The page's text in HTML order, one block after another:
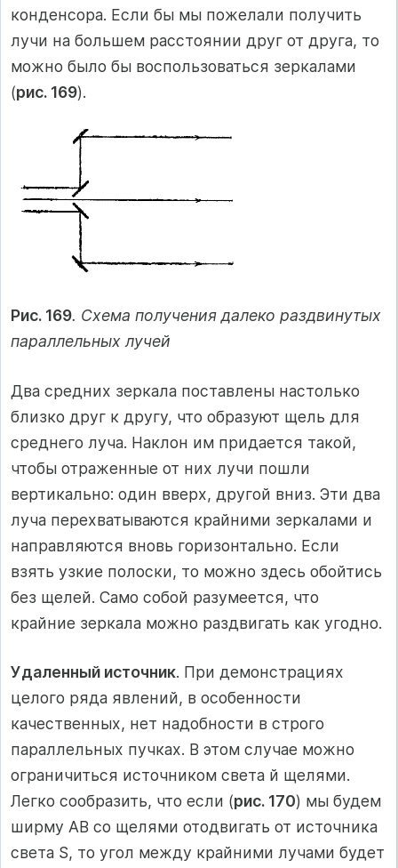
конденсора. Если бы мы пожелали получить
лучи на большем расстоянии друг от друга, то
можно было бы воспользоваться зеркалами
(рис. 169).
Рис. 169. Схема получения далеко раздвинутых
параллельных лучей
Два средних зеркала поставлены настолько
близко друг к другу, что образуют щель для
среднего луча. Наклон им придается такой,
чтобы отраженные от них лучи пошли
вертикально: один вверх, другой вниз. Эти два
луча перехватываются крайними зеркалами и
направляются вновь горизонтально. Если
взять узкие полоски, то можно здесь обойтись
без щелей. Само собой разумеется, что
крайние зеркала можно раздвигать как угодно.
Удаленный источник. При демонстрациях
целого ряда явлений, в особенности
качественных, нет надобности в строго
параллельных пучках. В этом случае можно
ограничиться источником света й щелями.
Легко сообразить, что если (рис. 170) мы будем
ширму AB со щелями отодвигать от источника
света S, то угол между крайними лучами будет